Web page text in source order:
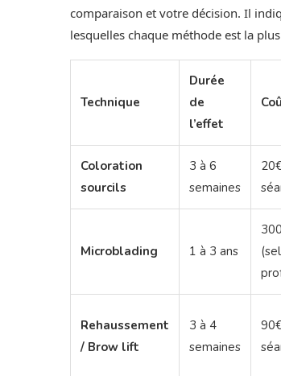
comparaison et votre décision. Il
lesquelles chaque méthode est la
Technique
Durée
de
l’effet
Coloration
sourcils
3 à 6
semaines
Microblading 1 à 3 ans
Rehaussement
/ Brow lift
3 à 4
semaines